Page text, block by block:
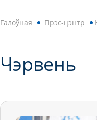
Галоўная Прэс-цэнтр
Чэрвень